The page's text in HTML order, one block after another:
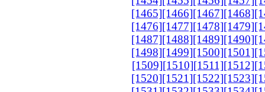
[1465][1466][1467][1468]
[1476][1477][1478][1479]
[1487][1488][1489][1490]
[1498][1499][1500][1501]
[1509][1510][1511][1512]
[1520][1521][1522][1523]